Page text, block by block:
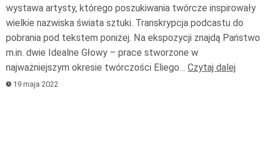
wystawa artysty, którego poszukiwania twórcze inspirowały
wielkie nazwiska świata sztuki. Transkrypcja podcastu do
pobrania pod tekstem poniżej. Na ekspozycji znajdą Państwo
m.in. dwie Idealne Głowy – prace stworzone w
najważniejszym okresie twórczości Eliego… Czytaj dalej
19 maja 2022